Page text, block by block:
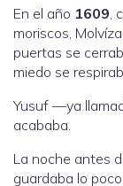
En el año 1609,
moriscos,
puertas se
miedo se
Yusuf —ya
acababa.
La noche antes
guardaba lo